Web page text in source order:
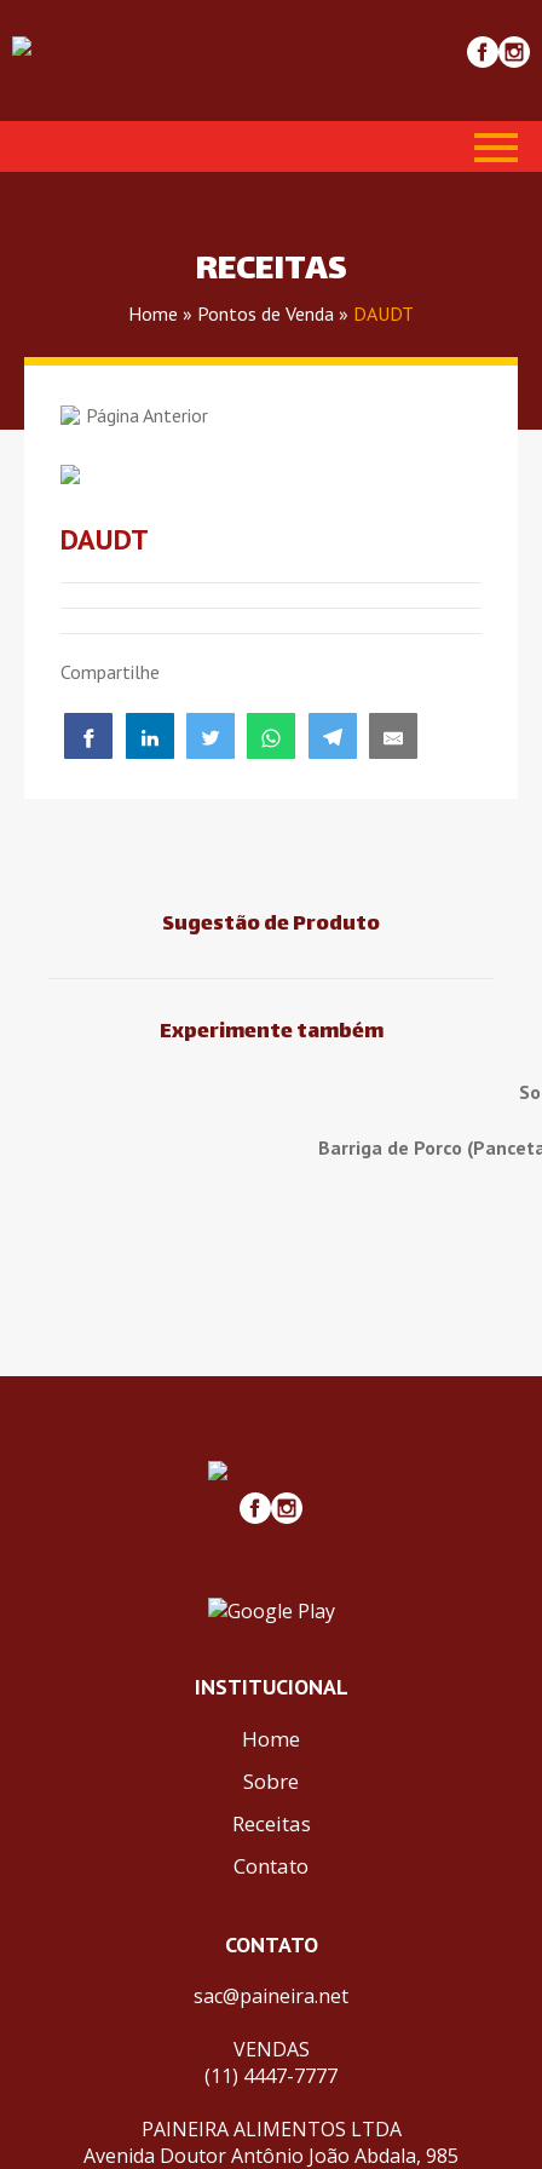
RECEITAS
Home » Pontos de Venda » DAUDT
Página Anterior
DAUDT
Compartilhe
Sugestão de Produto
Experimente também
Barriga de Porco
INSTITUCIONAL
Home
Sobre
Receitas
Contato
CONTATO
sac@paineira.net
VENDAS
(11) 4447-7777
PAINEIRA ALIMENTOS LTDA
Avenida Doutor Antônio João Abdala, 985